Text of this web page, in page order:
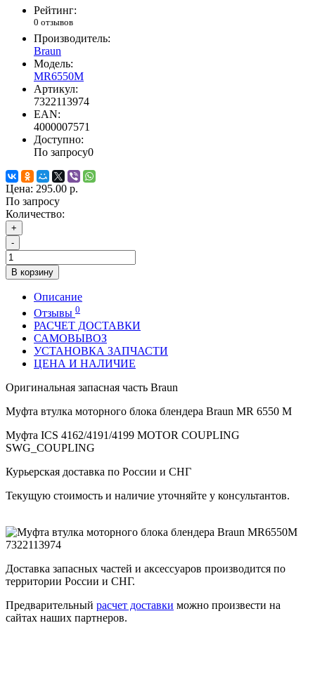
Рейтинг:
0 отзывов
Производитель:
Braun
Модель:
MR6550M
Артикул:
7322113974
EAN:
4000007571
Доступно:
По запросу0
Цена: 295.00 р.
По запросу
Количество:
+
-
В корзину
Описание
Отзывы 0
РАСЧЕТ ДОСТАВКИ
САМОВЫВОЗ
УСТАНОВКА ЗАПЧАСТИ
ЦЕНА И НАЛИЧИЕ
Оригинальная запасная часть Braun
Муфта втулка моторного блока блендера Braun MR 6550 M
Муфта ICS 4162/4191/4199 MOTOR COUPLING
SWG_COUPLING
Курьерская доставка по России и СНГ
Текущую стоимость и наличие уточняйте у консультантов.
Доставка запасных частей и аксессуаров производится по
территории России и СНГ.
Предварительный расчет доставки можно произвести на
сайтах наших партнеров.